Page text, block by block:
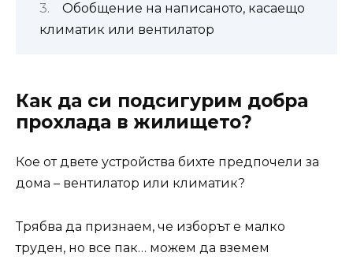
Обобщение на написаното, касаещо
климатик или вентилатор
Как да си подсигурим добра
прохлада в жилището?
Кое от двете устройства бихте предпочели за
дома – вентилатор или климатик?
Трябва да признаем, че изборът е малко
труден, но все пак… можем да вземем